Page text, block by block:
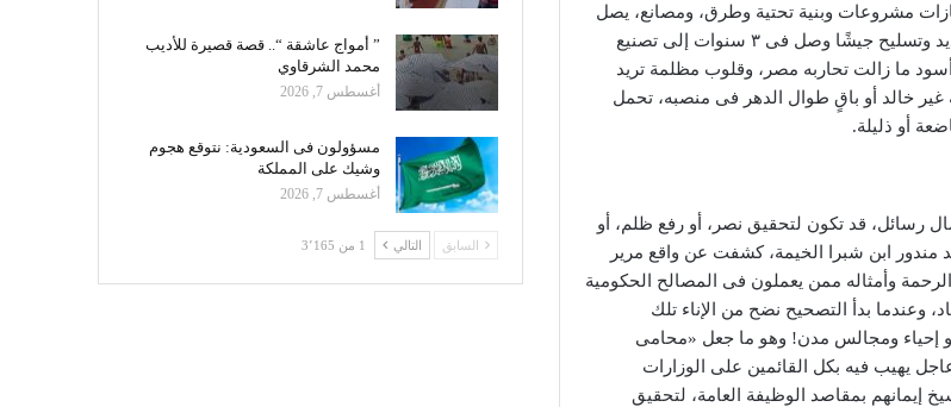
مشروعات وبنية تحتية وطرق، ومصانع، يصل
إلى ٢٠ عامًا، تم فى خمس سنوات فقط، لن أتحدث عن وطن يبنى من جديد وتسليح جيشًا وصل فى ٣ سنوات إلى تصنيع
ما زالت تحاربه مصر، وقلوب مظلمة تريد
غير خالد أو باقٍ طوال الدهر فى منصبه، تحمل
أو ذليلة.
رسائل، قد تكون لتحقيق نصر، أو رفع ظلم، أو
ابن شبرا الخيمة، كشفت عن واقع مرير
وأمثاله ممن يعملون فى المصالح الحكومية
وعندما بدأ التصحيح نضح من الإناء تلك
أو إحياء ومجالس مدن! وهو ما جعل «محامى
يهيب فيه بكل القائمين على الوزارات
إيمانهم بمقاصد الوظيفة العامة، لتحقيق
” أمواج عاشقة “.. قصة قصيرة للأديب
محمد الشرقاوي
أغسطس 7, 2026
مسؤولون فى السعودية: نتوقع هجوم
وشيك على المملكة
أغسطس 7, 2026
السابق التالي 1 من 3٬165